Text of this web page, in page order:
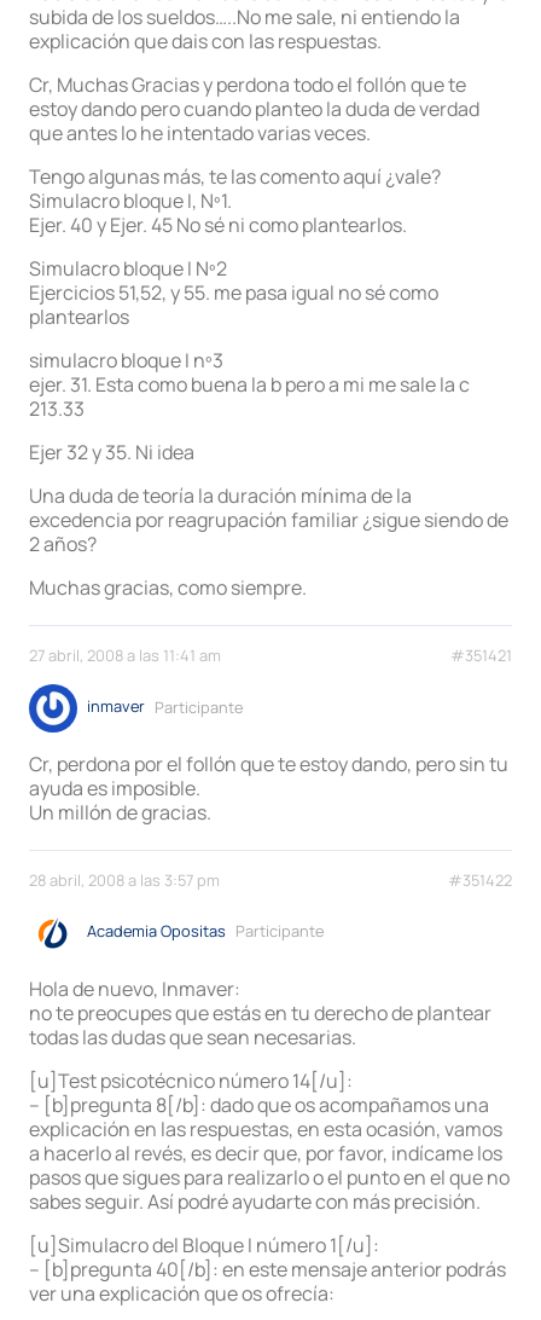
subida de los sueldos…..No me sale, ni entiendo la
explicación que dais con las respuestas.
Cr, Muchas Gracias y perdona todo el follón que te
estoy dando pero cuando planteo la duda de verdad
que antes lo he intentado varias veces.
Tengo algunas más, te las comento aquí ¿vale?
Simulacro bloque I, Nº1.
Ejer. 40 y Ejer. 45 No sé ni como plantearlos.
Simulacro bloque I Nº2
Ejercicios 51,52, y 55. me pasa igual no sé como
plantearlos
simulacro bloque I nº3
ejer. 31. Esta como buena la b pero a mi me sale la c
213.33
Ejer 32 y 35. Ni idea
Una duda de teoría la duración mínima de la
excedencia por reagrupación familiar ¿sigue siendo de
2 años?
Muchas gracias, como siempre.
27 abril, 2008 a las 11:41 am #351421
inmaver Participante
Cr, perdona por el follón que te estoy dando, pero sin tu
ayuda es imposible.
Un millón de gracias.
28 abril, 2008 a las 3:57 pm #351422
Academia Opositas Participante
Hola de nuevo, Inmaver:
no te preocupes que estás en tu derecho de plantear
todas las dudas que sean necesarias.
[u]Test psicotécnico número 14[/u]:
– [b]pregunta 8[/b]: dado que os acompañamos una
explicación en las respuestas, en esta ocasión, vamos
a hacerlo al revés, es decir que, por favor, indícame los
pasos que sigues para realizarlo o el punto en el que no
sabes seguir. Así podré ayudarte con más precisión.
[u]Simulacro del Bloque I número 1[/u]:
– [b]pregunta 40[/b]: en este mensaje anterior podrás
ver una explicación que os ofrecía: